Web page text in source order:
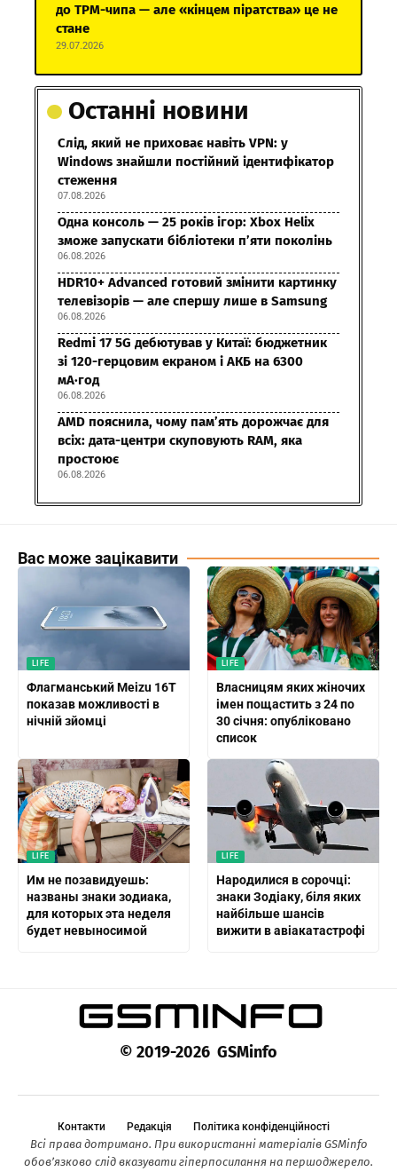
до TPM-чипа — але «кінцем піратства» це не
стане
29.07.2026
Останні новини
Слід, який не приховає навіть VPN: у
Windows знайшли постійний ідентифікатор
стеження
07.08.2026
Одна консоль — 25 років ігор: Xbox Helix
зможе запускати бібліотеки п’яти поколінь
06.08.2026
HDR10+ Advanced готовий змінити картинку
телевізорів — але спершу лише в Samsung
06.08.2026
Redmi 17 5G дебютував у Китаї: бюджетник
зі 120-герцовим екраном і АКБ на 6300
мА·год
06.08.2026
AMD пояснила, чому пам’ять дорожчає для
всіх: дата-центри скуповують RAM, яка
простоює
06.08.2026
Вас може зацікавити
LIFE
Флагманський Meizu 16T
показав можливості в
нічній зйомці
LIFE
Власницям яких жіночих
імен пощастить з 24 по
30 січня: опубліковано
список
LIFE
Им не позавидуешь:
названы знаки зодиака,
для которых эта неделя
будет невыносимой
LIFE
Народилися в сорочці:
знаки Зодіаку, біля яких
найбільше шансів
вижити в авіакатастрофі
© 2019-2026 GSMinfo
Контакти Редакція Політика конфіденційності
Всі права дотримано. При використанні матеріалів GSMinfo
обов’язково слід вказувати гіперпосилання на першоджерело.